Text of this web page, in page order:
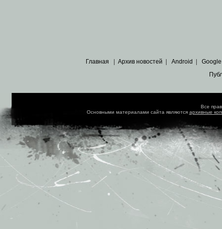
Главная | Архив новостей | Android | Google
Все
Основными материалами сайта являются архивные